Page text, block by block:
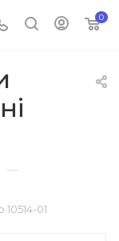
0
—
10514-01